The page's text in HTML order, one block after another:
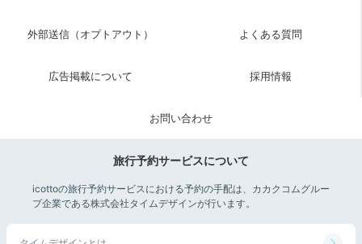
外部送信（オプトアウト） よくある質問
広告掲載について 採用情報
お問い合わせ
旅行予約サービスについて
icottoの旅行予約サービスにおける予約の手配は、カカクコムグルー
プ企業である株式会社タイムデザインが行います。